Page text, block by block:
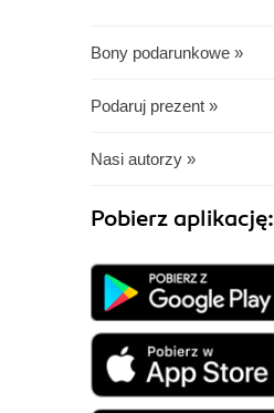
Bony podarunkowe »
Podaruj prezent »
Nasi autorzy »
Pobierz aplikację: